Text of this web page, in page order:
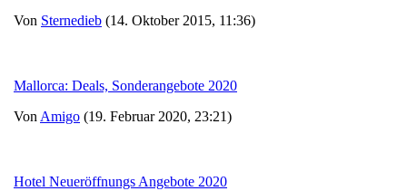
Von Sternedieb (14. Oktober 2015, 11:36)
Mallorca: Deals, Sonderangebote 2020
Von Amigo (19. Februar 2020, 23:21)
Hotel Neueröffnungs Angebote 2020